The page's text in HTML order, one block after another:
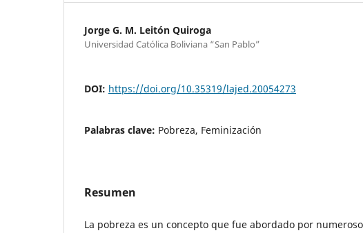
Jorge G. M. Leitón Quiroga
Universidad Católica Boliviana “San Pablo”
DOI: https://doi.org/10.35319/lajed.20054273
Palabras clave: Pobreza, Feminización
Resumen
La pobreza es un concepto que fue abordado por